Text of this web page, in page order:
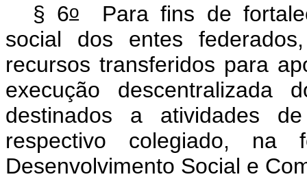
§ 6oPara fins de
social dos entes
recursos transferidos para
execução descentralizada
destinados a atividades
respectivo colegiado, na
Desenvolvimento Social e